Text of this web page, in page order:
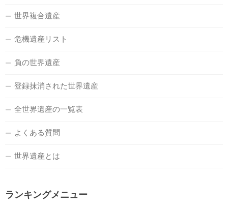
世界複合遺産
危機遺産リスト
負の世界遺産
登録抹消された世界遺産
全世界遺産の一覧表
よくある質問
世界遺産とは
ランキングメニュー